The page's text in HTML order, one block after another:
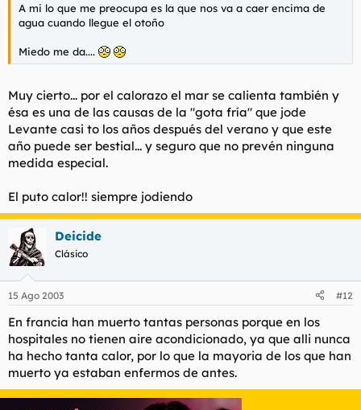
A mi lo que me preocupa es la que nos va a caer encima de
agua cuando llegue el otoño
Miedo me da....
Muy cierto... por el calorazo el mar se calienta también y
ésa es una de las causas de la "gota fría" que jode
Levante casi to los años después del verano y que este
año puede ser bestial... y seguro que no prevén ninguna
medida especial.
El puto calor!! siempre jodiendo
Deicide
Clásico
15 Ago 2003 #12
En francia han muerto tantas personas porque en los
hospitales no tienen aire acondicionado, ya que alli nunca
ha hecho tanta calor, por lo que la mayoria de los que han
muerto ya estaban enfermos de antes.